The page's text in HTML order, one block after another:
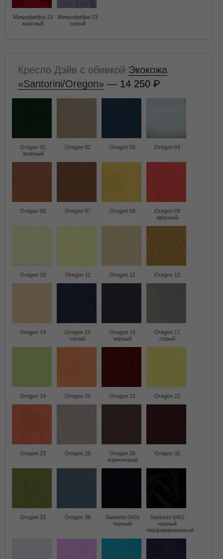
Микрофибра 13
красный
Микрофибра 23
серый
Кресло Дэйв с обивкой Экокожа
«Santorini/Oregon» — 14 250
Oregon 01
зеленый
Oregon 02 Oregon 03 Oregon 04
Oregon 06 Oregon 07 Oregon 08
Oregon 09
красный
Oregon 10 Oregon 11 Oregon 12 Oregon 13
Oregon 14
Oregon 15
синий
Oregon 16
черный
Oregon 17
серый
Oregon 19 Oregon 20 Oregon 21 Oregon 22
Oregon 23 Oregon 25
Oregon 26
коричневый
Oregon 32
Oregon 33 Oregon 36
Santorini 0401
черный
Santorini 0401
черный
перфарированный